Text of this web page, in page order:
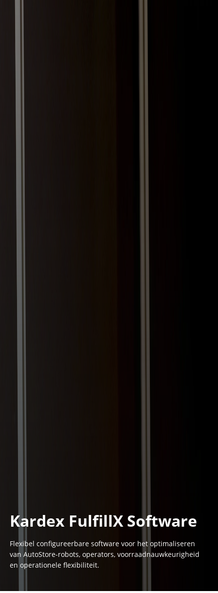
Kardex FulfillX Software
Flexibel configureerbare software voor het optimaliseren
van AutoStore-robots, operators, voorraadnauwkeurigheid
en operationele flexibiliteit.